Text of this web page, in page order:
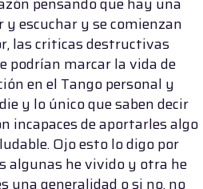
escuchar y se comienzan
las criticas destructivas
podrían marcar la vida de
en el Tango personal y
y lo único que saben decir
incapaces de aportarles algo
Ojo esto lo digo por
algunas he vivido y otra he
una generalidad o si no, no